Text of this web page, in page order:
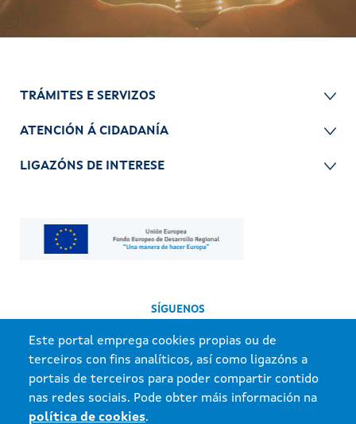
Este portal emprega cookies propias ou de
terceiros con fins analíticos, así como ligazóns a
portais de terceiros para poder compartir contido
nas redes sociais. Pode obter máis información na
política de cookies.
TRÁMITES E SERVIZOS
ATENCIÓN Á CIDADANÍA
LIGAZÓNS DE INTERESE
SÍGUENOS